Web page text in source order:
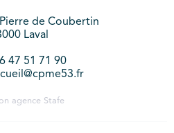
de Coubertin
Laval
47 51 71 90
agence Stafe